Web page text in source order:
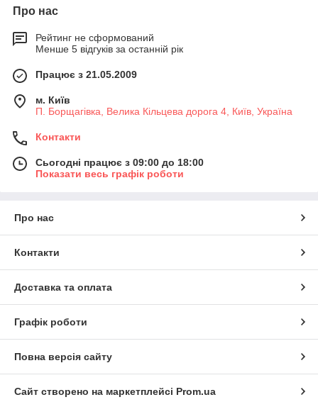
Про нас
Рейтинг не сформований
Менше 5 відгуків за останній рік
Працює з 21.05.2009
м. Київ
П. Борщагівка, Велика Кільцева дорога 4, Київ, Україна
Контакти
Сьогодні працює з 09:00 до 18:00
Показати весь графік роботи
Про нас
Контакти
Доставка та оплата
Графік роботи
Повна версія сайту
Сайт створено на маркетплейсі Prom.ua